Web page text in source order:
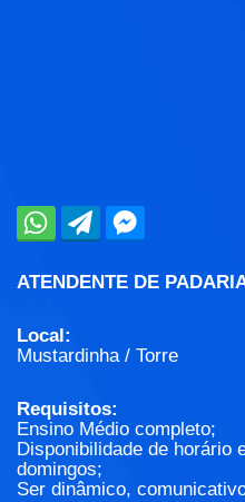
ATENDENTE DE
Local:
Mustardinha / Torre
Requisitos:
Ensino Médio completo;
Disponibilidade de horário
domingos;
Ser dinâmico,